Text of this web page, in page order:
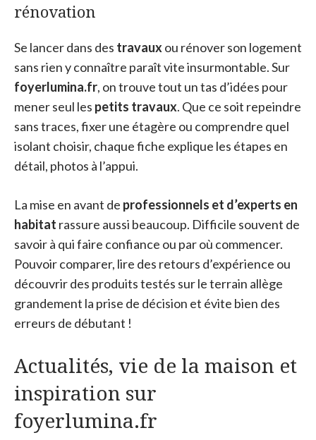
rénovation
Se lancer dans des travaux ou rénover son logement
sans rien y connaître paraît vite insurmontable. Sur
foyerlumina.fr, on trouve tout un tas d’idées pour
mener seul les petits travaux. Que ce soit repeindre
sans traces, fixer une étagère ou comprendre quel
isolant choisir, chaque fiche explique les étapes en
détail, photos à l’appui.
La mise en avant de professionnels et d’experts en
habitat rassure aussi beaucoup. Difficile souvent de
savoir à qui faire confiance ou par où commencer.
Pouvoir comparer, lire des retours d’expérience ou
découvrir des produits testés sur le terrain allège
grandement la prise de décision et évite bien des
erreurs de débutant !
Actualités, vie de la maison et
inspiration sur
foyerlumina.fr